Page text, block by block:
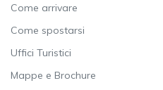
Come arrivare
Come spostarsi
Uffici Turistici
Mappe e Brochure